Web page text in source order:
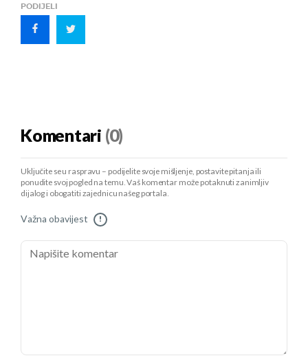
PODIJELI
Komentari (0)
Uključite se u raspravu – podijelite svoje mišljenje, postavite pitanja ili
ponudite svoj pogled na temu. Vaš komentar može potaknuti zanimljiv
dijalog i obogatiti zajednicu našeg portala.
Važna obavijest !